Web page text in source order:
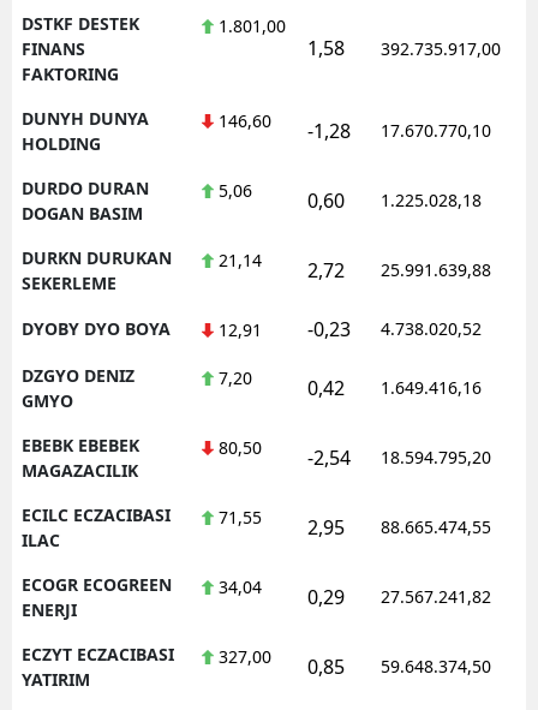
DSTKF DESTEK
FINANS
FAKTORING
1.801,00
1,58 392.735.917,00
DUNYH DUNYA
HOLDING
146,60 -1,28 17.670.770,10
DURDO DURAN
DOGAN BASIM
5,06 0,60 1.225.028,18
DURKN DURUKAN
SEKERLEME
21,14 2,72 25.991.639,88
DYOBY DYO BOYA 12,91 -0,23 4.738.020,52
DZGYO DENIZ
GMYO
7,20 0,42 1.649.416,16
EBEBK EBEBEK
MAGAZACILIK
80,50 -2,54 18.594.795,20
ECILC ECZACIBASI
ILAC
71,55 2,95 88.665.474,55
ECOGR ECOGREEN
ENERJI
34,04 0,29 27.567.241,82
ECZYT ECZACIBASI
YATIRIM
327,00 0,85 59.648.374,50